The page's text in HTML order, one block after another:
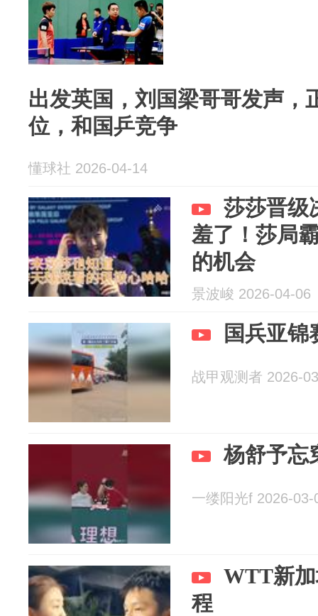
出发英国，刘国梁哥哥发声，
位，和国乒竞争
懂球社 2026-04-14
莎莎晋级
羞了！莎局
的机会
景波峻 2026-04-06
国兵亚锦
战甲观测者 2026-
杨舒予忘
一缕阳光f 2026-03-
WTT新
程